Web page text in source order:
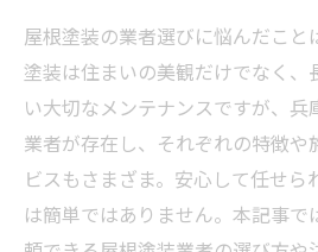
屋根塗装の業者選びに悩んだこと
塗装は住まいの美観だけでなく、
い大切なメンテナンスですが、兵
業者が存在し、それぞれの特徴や
ビスもさまざま。安心して任せら
は簡単ではありません。本記事で